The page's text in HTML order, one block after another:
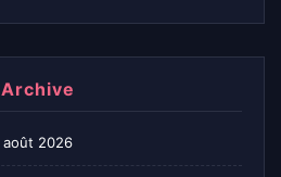
Archive
août 2026